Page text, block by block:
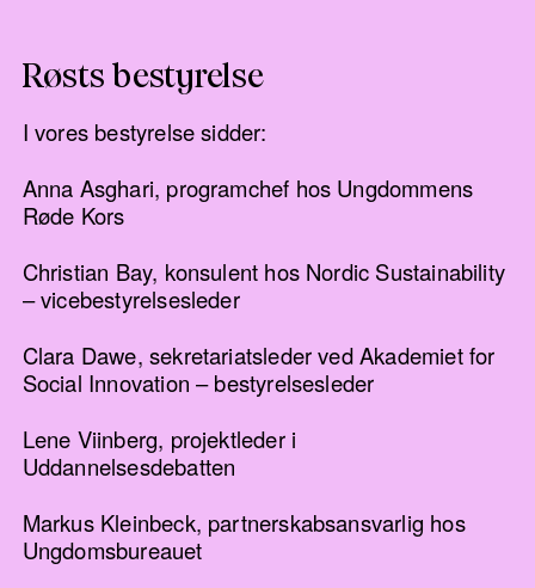
Røsts bestyrelse
I vores bestyrelse sidder:
Anna Asghari, programchef hos Ungdommens
Røde Kors
Christian Bay, konsulent hos Nordic Sustainability
– vicebestyrelsesleder
Clara Dawe, sekretariatsleder ved Akademiet for
Social Innovation – bestyrelsesleder
Lene Viinberg, projektleder i
Uddannelsesdebatten
Markus Kleinbeck, partnerskabsansvarlig hos
Ungdomsbureauet